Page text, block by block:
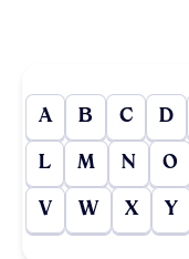
A B C D
L M N O
V W X Y